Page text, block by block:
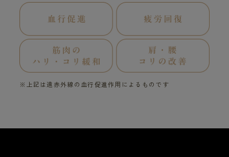
※上記は遠赤外線の血行促進作用によるものです